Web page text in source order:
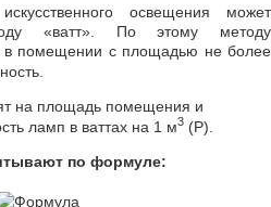
освещения может
«ватт». По этому методу
в помещении с площадью не более
на площадь помещения и
ламп в ваттах на 1 м3 (Р).
по формуле: